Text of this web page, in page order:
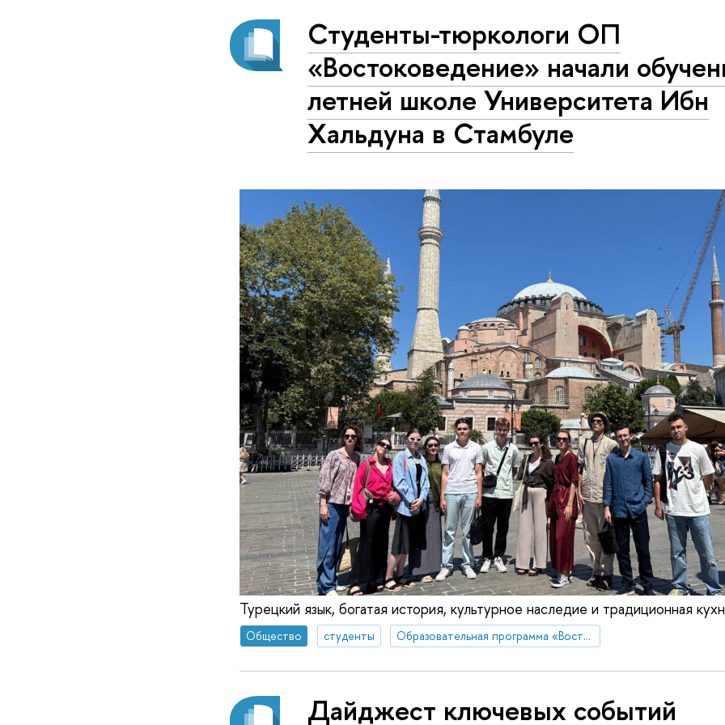
Студенты-тюркологи ОП
«Востоковедение» начали
летней школе Университета Ибн
Хальдуна в Стамбуле
Турецкий язык, богатая история, культурное наследие и традиционная
Общество студенты Образовательная программа «Востоковедение»
Дайджест ключевых событий